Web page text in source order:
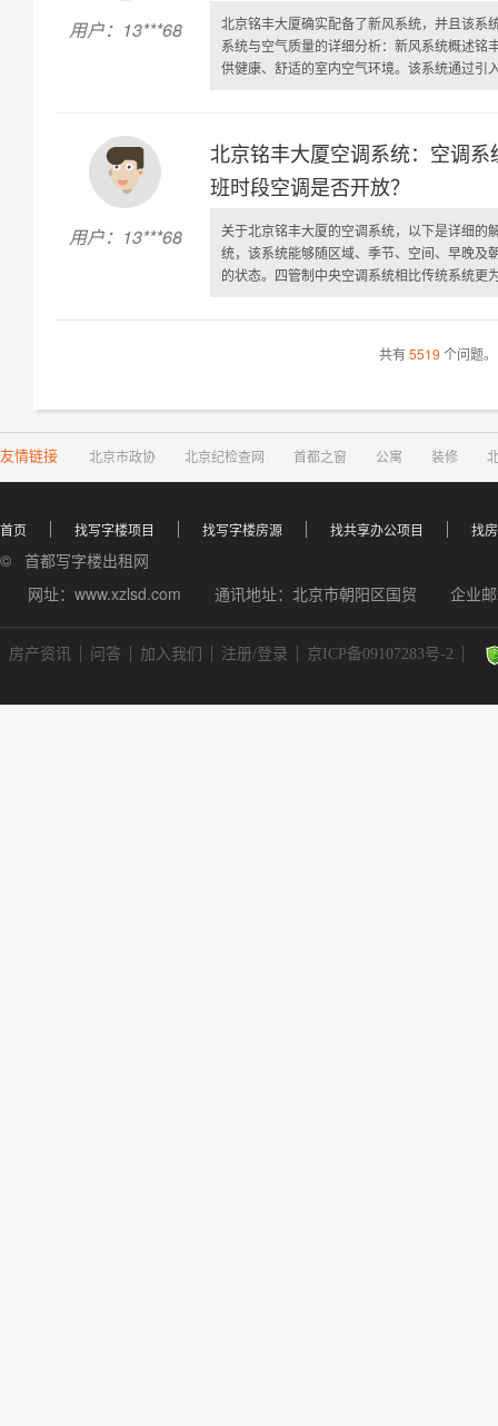
用户：13***68
北京铭丰大厦确实配备了新风系统，并且该系
系统与空气质量的详细分析：新风系统概述铭
供健康、舒适的室内空气环境。该系统通过引
用户：13***68
北京铭丰大厦空调系统：空调
班时段空调是否开放？
关于北京铭丰大厦的空调系统，以下是详细的
统，该系统能够随区域、季节、空间、早晚及
的状态。四管制中央空调系统相比传统系统更
共有5519 个问题。
友情链接 北京市政协 北京纪检查网 首都之窗 公寓 装修
首页 找写字楼项目 找写字楼房源 找共享办公项目 找
© 首都写字楼出租网
网址：www.xzlsd.com
通讯地址：北京市朝阳区国贸 企业
房产资讯 问答 加入我们 注册/登录 京ICP备09107283号-2